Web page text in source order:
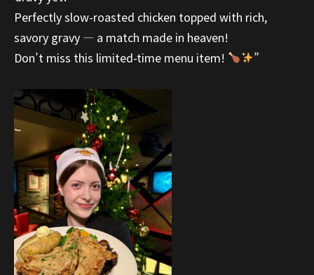
Perfectly slow-roasted chicken topped with rich,
savory gravy — a match made in heaven!
Don’t miss this limited-time menu item!
”